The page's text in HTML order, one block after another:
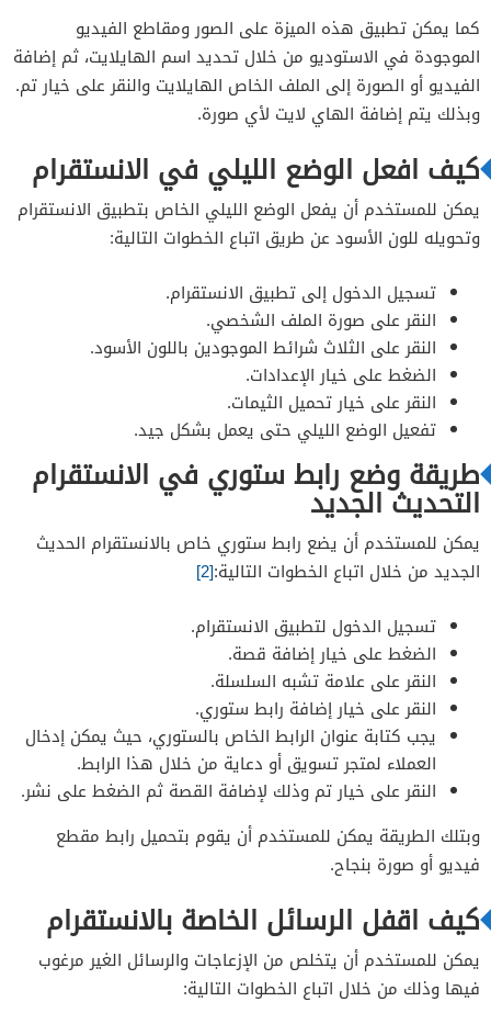
كما يمكن تطبيق هذه الميزة على الصور ومقاطع الفيديو
الموجودة في الاستوديو من خلال تحديد اسم الهايلايت، ثم إضافة
الفيديو أو الصورة إلى الملف الخاص الهايلايت والنقر على خيار تم.
وبذلك يتم إضافة الهاي لايت لأي صورة.
كيف افعل الوضع الليلي في الانستقرام
يمكن للمستخدم أن يفعل الوضع الليلي الخاص بتطبيق الانستقرام
وتحويله للون الأسود عن طريق اتباع الخطوات التالية:
تسجيل الدخول إلى تطبيق الانستقرام.
النقر على صورة الملف الشخصي.
النقر على الثلاث شرائط الموجودين باللون الأسود.
الضغط على خيار الإعدادات.
النقر على خيار تحميل الثيمات.
تفعيل الوضع الليلي حتى يعمل بشكل جيد.
طريقة وضع رابط ستوري في الانستقرام
التحديث الجديد
يمكن للمستخدم أن يضع رابط ستوري خاص بالانستقرام الحديث
الجديد من خلال اتباع الخطوات التالية:[2]
تسجيل الدخول لتطبيق الانستقرام.
الضغط على خيار إضافة قصة.
النقر على علامة تشبه السلسلة.
النقر على خيار إضافة رابط ستوري.
يجب كتابة عنوان الرابط الخاص بالستوري، حيث يمكن إدخال
العملاء لمتجر تسويق أو دعاية من خلال هذا الرابط.
النقر على خيار تم وذلك لإضافة القصة ثم الضغط على نشر.
وبتلك الطريقة يمكن للمستخدم أن يقوم بتحميل رابط مقطع
فيديو أو صورة بنجاح.
كيف اقفل الرسائل الخاصة بالانستقرام
يمكن للمستخدم أن يتخلص من الإزعاجات والرسائل الغير مرغوب
فيها وذلك من خلال اتباع الخطوات التالية: